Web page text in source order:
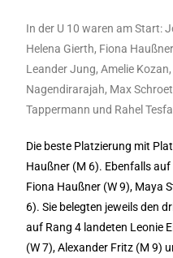
In der U 10 waren am Start:
Helena Gierth, Fiona
Leander Jung, Amelie
Nagendirarajah, Max
Tappermann und Rahel
Die beste Platzierung mit
Haußner (M 6). Ebenfalls
Fiona Haußner (W 9), Maya
6). Sie belegten jeweils den
auf Rang 4 landeten Leonie
(W 7), Alexander Fritz (M 9)